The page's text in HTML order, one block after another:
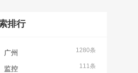
排行
1280条
广州
111条
监控